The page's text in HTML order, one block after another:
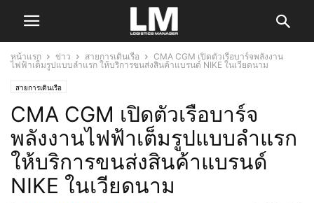
หน้าแรก ข่าว สายการเดินเรือ
CMA CGM เปิดตัวเรือบาร์จพลังงาน
ไฟฟ้าเต็มรูปแบบลำแรก ให้บริการขนส่งสินค้าแบรนด์ NIKE ในเวียดนาม
สายการเดินเรือ
CMA CGM เปิดตัวเรือบาร์จ
พลังงานไฟฟ้าเต็มรูปแบบลำแรก
ให้บริการขนส่งสินค้าแบรนด์
NIKE ในเวียดนาม